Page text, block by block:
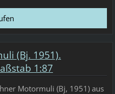
(Bj. 1951).
1:87
Motormuli (Bj, 1951) aus